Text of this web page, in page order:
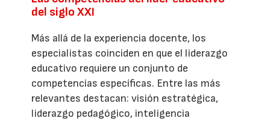
del siglo XXI
Más allá de la experiencia docente, los
especialistas coinciden en que el liderazgo
educativo requiere un conjunto de
competencias específicas. Entre las más
relevantes destacan: visión estratégica,
liderazgo pedagógico, inteligencia